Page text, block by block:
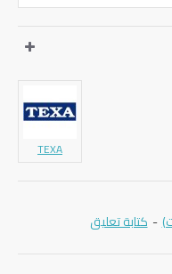
TEXA
- كتابة تعليق